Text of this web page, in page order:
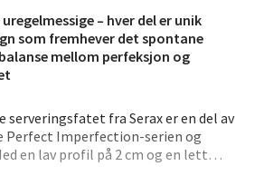
– hver del er unik
som fremhever det spontane
mellom perfeksjon og
fra Serax er en del av
Perfect Imperfection-serien og
en lav profil på 2 cm og en lett
Senter Moa
25, 6010 Ålesund